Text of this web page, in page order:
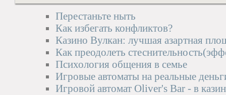
Перестаньте ныть
Как избегать конфликтов?
Казино Вулкан: лучшая азартная
Как преодолеть
Психология общения в семье
Игровые автоматы на реальные
Игровой автомат Oliver's Bar - в